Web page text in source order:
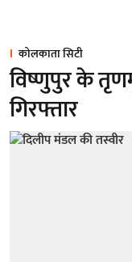
कोलकाता सिटी
विष्णुपुर के
गिरफ्तार